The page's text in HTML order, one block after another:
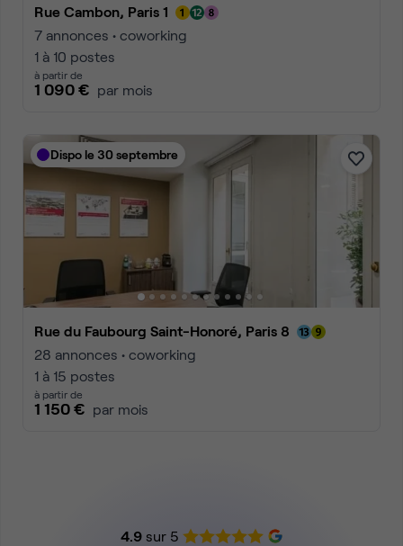
Rue Cambon, Paris 1
7 annonces • coworking
1 à 10 postes
à partir de
1 090 € par mois
Dispo le 30 septembre
Rue du Faubourg Saint-Honoré, Paris 8
28 annonces • coworking
1 à 15 postes
à partir de
1 150 € par mois
4.9sur 5